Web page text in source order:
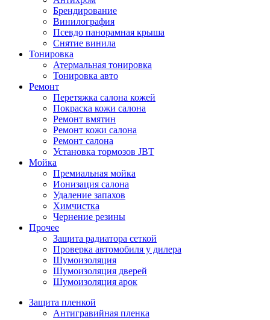
Брендирование
Винилография
Псевдо панорамная крыша
Снятие винила
Тонировка
Атермальная тонировка
Тонировка авто
Ремонт
Перетяжка салона кожей
Покраска кожи салона
Ремонт вмятин
Ремонт кожи салона
Ремонт салона
Установка тормозов JBT
Мойка
Премиальная мойка
Ионизация салона
Удаление запахов
Химчистка
Чернение резины
Прочее
Защита радиатора сеткой
Проверка автомобиля у дилера
Шумоизоляция
Шумоизоляция дверей
Шумоизоляция арок
Защита пленкой
Антигравийная пленка